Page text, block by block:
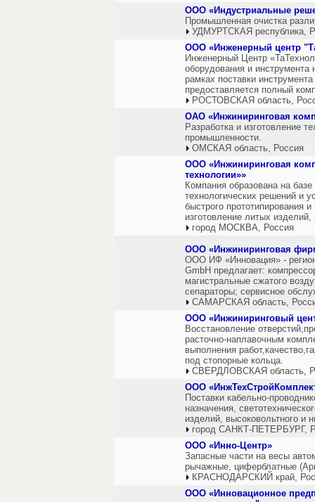
ООО «Индустриальные
Промышленная очистка
УДМУРТСКАЯ республика,
ООО «Инженерный центр
Инженерный Центр
оборудования и
рамках поставки
предоставляется полный
РОСТОВСКАЯ область,
ОАО «Инжиниринговая
Разработка и изготовление
промышленности.
ОМСКАЯ область, Россия
ООО «Инжиниринговая
технологии»»
Компания образована на
технологических решений и
быстрого прототипирования
изготовление литых
город МОСКВА, Россия
ООО «Инжиниринговая
ООО ИФ «Инновация» -
GmbH предлагает:
магистральные сжатого
сепараторы; сервисное
САМАРСКАЯ область,
ООО «Инжиниринговый
Восстановление
расточно-наплавочным
выполнения
под стопорные кольца.
СВЕРДЛОВСКАЯ область,
ООО
Поставки кабельно-
назначения,
изделий, высоковольтного и
город САНКТ-ПЕТЕРБУРГ,
ООО «Инно-Центр»
Запасные части на весы
рычажные, циферблатные
КРАСНОДАРСКИЙ край,
ООО «Инновационное